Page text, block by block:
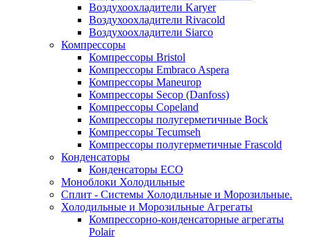
Воздухоохладители Karyer
Воздухоохладители Rivacold
Воздухоохладители Siarco
Компрессоры
Компрессоры Bristol
Компрессоры Embraco Aspera
Компрессоры Maneurop
Компрессоры Secop (Danfoss)
Компрессоры Copeland
Компрессоры полугерметичные Bock
Компрессоры Tecumseh
Компрессоры полугерметичные Frascold
Конденсаторы
Конденсаторы ECO
Моноблоки Холодильные
Сплит - Системы Холодильные и Морозильные.
Холодильные и Морозильные Агрегаты
Компрессорно-конденсаторные агрегаты
Polair